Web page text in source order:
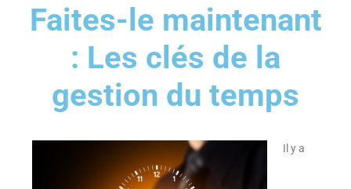
Faites-le maintenant
: Les clés de la
gestion du temps
Il y a